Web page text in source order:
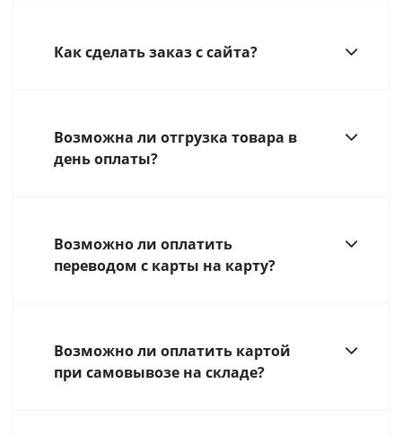
Как сделать заказ с сайта?
Возможна ли отгрузка товара в
день оплаты?
Возможно ли оплатить
переводом с карты на карту?
Возможно ли оплатить картой
при самовывозе на складе?